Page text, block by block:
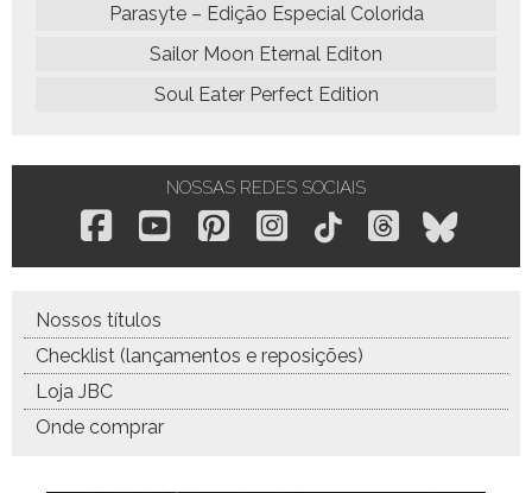
Parasyte – Edição Especial Colorida
Sailor Moon Eternal Editon
Soul Eater Perfect Edition
NOSSAS REDES SOCIAIS
Nossos títulos
Checklist (lançamentos e reposições)
Loja JBC
Onde comprar